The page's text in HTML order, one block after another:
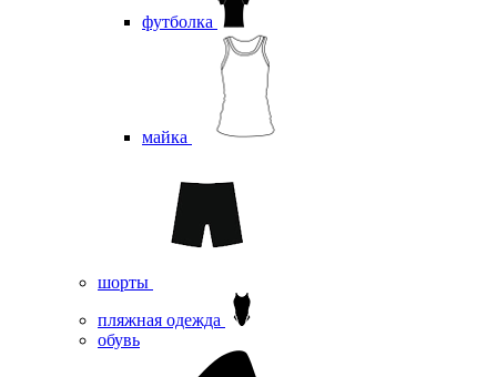
футболка
майка
шорты
пляжная одежда
oбувь